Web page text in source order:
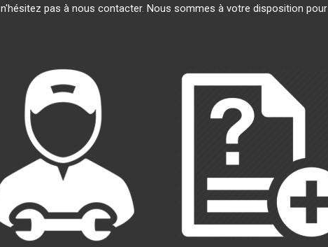
n'hésitez pas à nous contacter. Nous sommes à votre disposition pour